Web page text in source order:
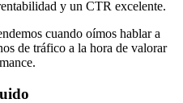
y un CTR excelente.
cuando oímos hablar a
de tráfico a la hora de valorar